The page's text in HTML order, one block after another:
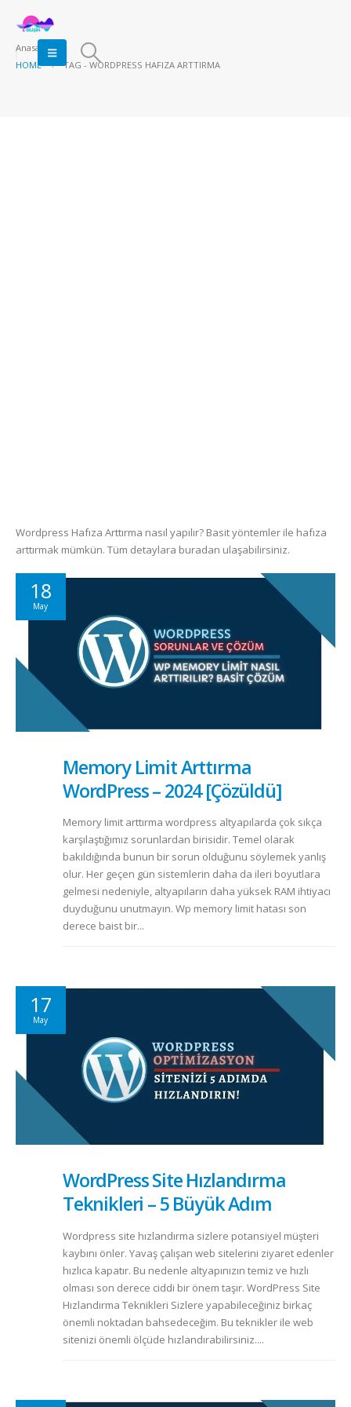
Anasayfa
HOME
TAG - WORDPRESS HAFIZA ARTTIRMA
Wordpress Hafıza Arttırma nasıl yapılır? Basit yöntemler ile hafıza
arttırmak mümkün. Tüm detaylara buradan ulaşabilirsiniz.
18
May
Memory Limit Arttırma
WordPress – 2024 [Çözüldü]
Memory limit arttırma wordpress altyapılarda çok sıkça
karşılaştığımız sorunlardan birisidir. Temel olarak
bakıldığında bunun bir sorun olduğunu söylemek yanlış
olur. Her geçen gün sistemlerin daha da ileri boyutlara
gelmesi nedeniyle, altyapıların daha yüksek RAM ihtiyacı
duyduğunu unutmayın. Wp memory limit hatası son
derece baist bir...
17
May
WordPress Site Hızlandırma
Teknikleri – 5 Büyük Adım
Wordpress site hızlandırma sizlere potansiyel müşteri
kaybını önler. Yavaş çalışan web sitelerini ziyaret edenler
hızlıca kapatır. Bu nedenle altyapınızın temiz ve hızlı
olması son derece ciddi bir önem taşır. WordPress Site
Hızlandırma Teknikleri Sizlere yapabileceğiniz birkaç
önemli noktadan bahsedeceğim. Bu teknikler ile web
sitenizi önemli ölçüde hızlandırabilirsiniz....